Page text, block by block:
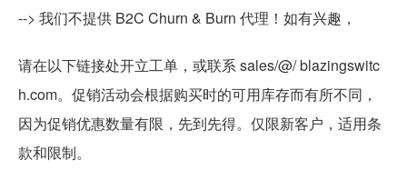
--> 我们不提供 B2C Churn & Burn 代理！如有兴趣，
请在以下链接处开立工单，或联系 sales/@/ blazingswitc
h.com。促销活动会根据购买时的可用库存而有所不同，
因为促销优惠数量有限，先到先得。仅限新客户，适用条
款和限制。